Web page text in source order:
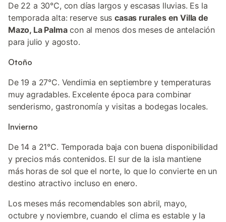
De 22 a 30°C, con días largos y escasas lluvias. Es la
temporada alta: reserve suscasas rurales en Villa de
Mazo, La Palmacon al menos dos meses de antelación
para julio y agosto.
Otoño
De 19 a 27°C. Vendimia en septiembre y temperaturas
muy agradables. Excelente época para combinar
senderismo, gastronomía y visitas a bodegas locales.
Invierno
De 14 a 21°C. Temporada baja con buena disponibilidad
y precios más contenidos. El sur de la isla mantiene
más horas de sol que el norte, lo que lo convierte en un
destino atractivo incluso en enero.
Los meses más recomendables son abril, mayo,
octubre y noviembre, cuando el clima es estable y la